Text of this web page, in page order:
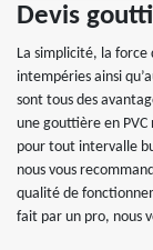
Devis
La simplicité, la force
intempéries ainsi
sont tous des
une gouttière en
pour tout intervalle
nous vous
qualité de
fait par un pro, nous